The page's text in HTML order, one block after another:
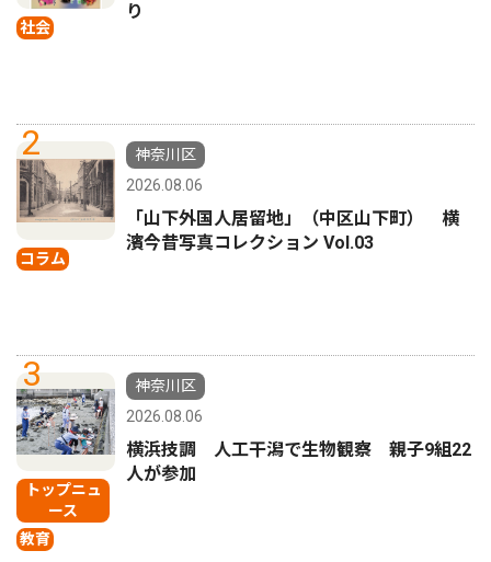
社会
り
2
コラム
神奈川区
2026.08.06
「山下外国人居留地」（中区山下町） 横
濱今昔写真コレクション Vol.03
3
トップニュ
ース
教育
神奈川区
2026.08.06
横浜技調 人工干潟で生物観察 親子9組22
人が参加